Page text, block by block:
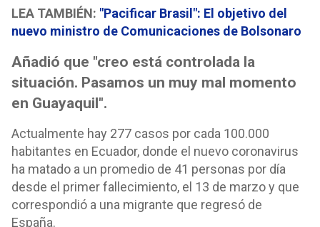
LEA TAMBIÉN: "Pacificar Brasil": El objetivo del
nuevo ministro de Comunicaciones de Bolsonaro
Añadió que "creo está controlada la
situación. Pasamos un muy mal momento
en Guayaquil".
Actualmente hay 277 casos por cada 100.000
habitantes en Ecuador, donde el nuevo coronavirus
ha matado a un promedio de 41 personas por día
desde el primer fallecimiento, el 13 de marzo y que
correspondió a una migrante que regresó de
España.